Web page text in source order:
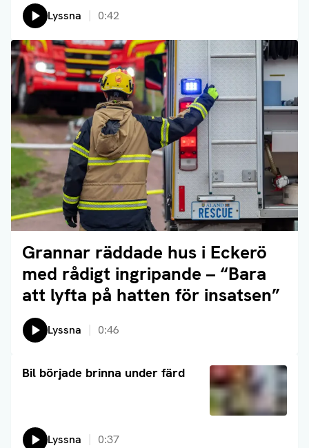
Lyssna 0:42
Grannar räddade hus i Eckerö
med rådigt ingripande – “Bara
att lyfta på hatten för insatsen”
Läs artikel
Lyssna 0:46
Bil började brinna under färd
Läs artikel
Lyssna 0:37